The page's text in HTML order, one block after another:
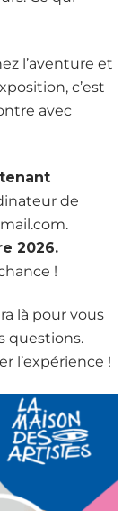
l’aventure et
c’est
avec
de
2026.
!
là pour vous
questions.
l’expérience !